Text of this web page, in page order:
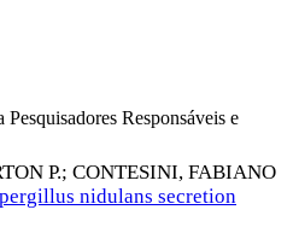
Responsáveis e
P.; CONTESINI, FABIANO
nidulans secretion